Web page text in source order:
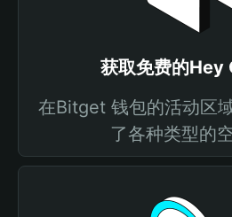
获取免费的Hey
在Bitget 钱包的活动区
了各种类型的